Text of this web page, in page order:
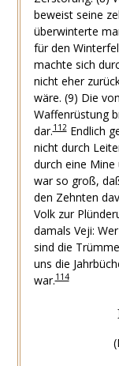
beweist seine
überwinterte
für den
machte sich
nicht eher
wäre. (9) Die
Waffenrüstung
dar.112Endlich
nicht durch
durch eine Mine
war so groß,
den Zehnten
Volk zur
damals Veji:
sind die
uns die
war.114